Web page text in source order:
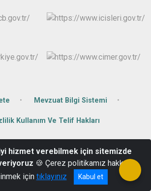
Mevzuat Bilgi Sistemi
Kullanım Ve Telif Hakları
0246 441 50 40
hizmet verebilmek için sitemizde
🍪 Çerez politikamız hakkında
için tıklayınız Kabul et